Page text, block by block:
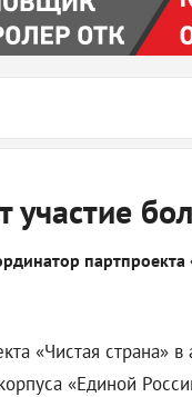
«Чистая
«Единой